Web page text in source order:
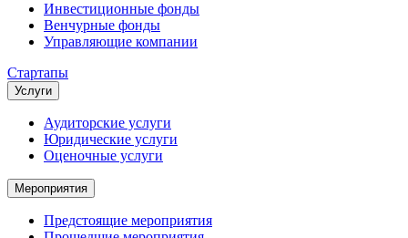
Инвестиционные фонды
Венчурные фонды
Управляющие компании
Стартапы
Услуги
Аудиторские услуги
Юридические услуги
Оценочные услуги
Мероприятия
Предстоящие мероприятия